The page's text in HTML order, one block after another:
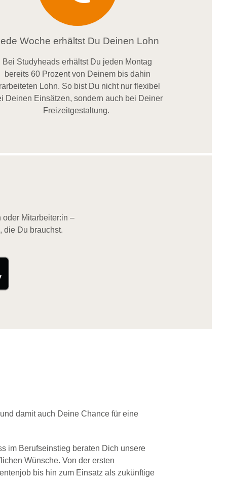
Woche erhältst Du Deinen Lohn
Bei Studyheads erhältst Du jeden Montag
bereits 60 Prozent von Deinem bis dahin
Lohn. So bist Du nicht nur flexibel
Deinen Einsätzen, sondern auch bei Deiner
Freizeitgestaltung.
Mitarbeiter:in –
die Du brauchst.
damit auch Deine Chance für eine
im Berufseinstieg beraten Dich unsere
Wünsche. Von der ersten
bis hin zum Einsatz als zukünftige